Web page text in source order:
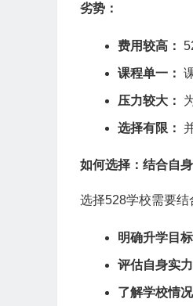
劣势：
费用较高：
课程单一：
压力较大：
选择有限：
如何选择：结合自
选择528学校需要结
明确升学目标
评估自身实力
了解学校情况